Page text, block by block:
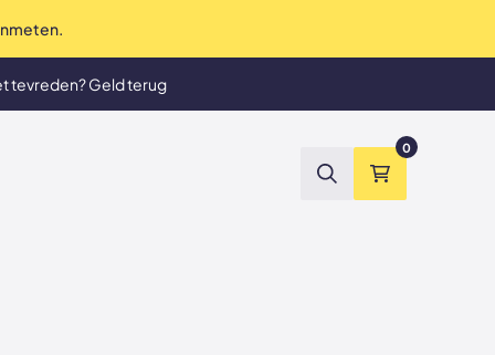
service tot in de puntjes
tevreden? Geld terug
ZoekenWinkelmand
0